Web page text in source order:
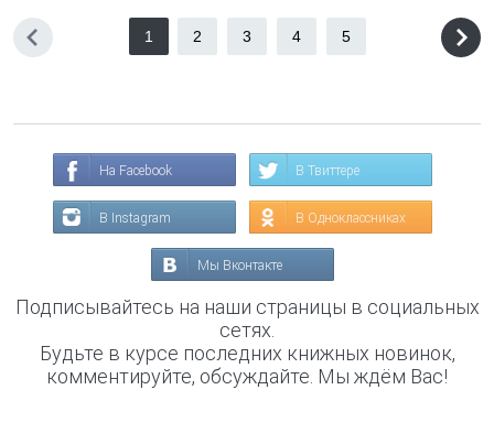
1 2 3 4 5
На Facebook В Твиттере
В Instagram В Одноклассниках
Мы Вконтакте
Подписывайтесь на наши страницы в социальных
сетях.
Будьте в курсе последних книжных новинок,
комментируйте, обсуждайте. Мы ждём Вас!